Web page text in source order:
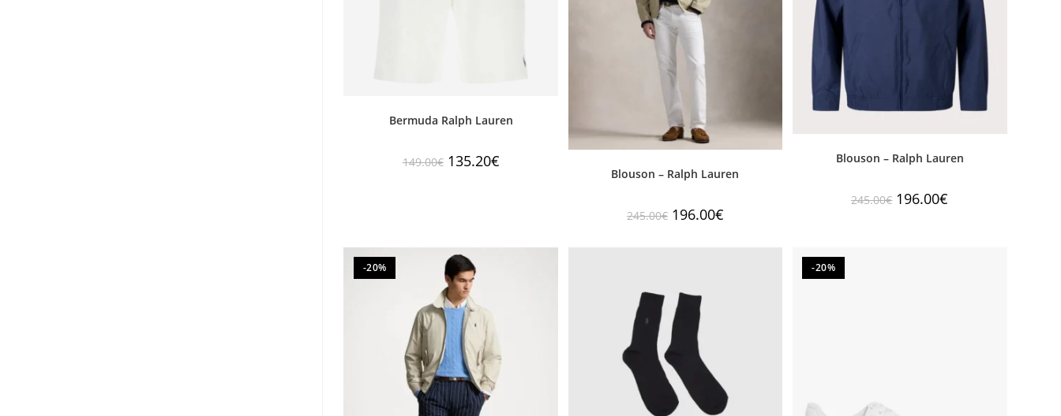
Bermuda Ralph Lauren
149.00€ 135.20€
Blouson – Ralph Lauren
245.00€ 196.00€
Blouson – Ralph Lauren
245.00€ 196.00€
-20% -20%